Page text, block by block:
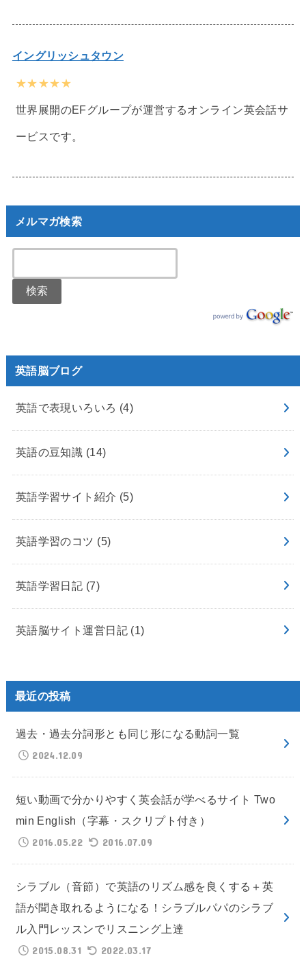
イングリッシュタウン
★★★★★
世界展開のEFグループが運営するオンライン英会話サ
ービスです。
メルマガ検索
英語脳ブログ
英語で表現いろいろ (4)
英語の豆知識 (14)
英語学習サイト紹介 (5)
英語学習のコツ (5)
英語学習日記 (7)
英語脳サイト運営日記 (1)
最近の投稿
過去・過去分詞形とも同じ形になる動詞一覧
2024.12.09
短い動画で分かりやすく英会話が学べるサイト Two
min English（字幕・スクリプト付き）
2016.05.22
2016.07.09
シラブル（音節）で英語のリズム感を良くする＋英
語が聞き取れるようになる！シラブルパパのシラブ
ル入門レッスンでリスニング上達
2015.08.31
2022.03.17